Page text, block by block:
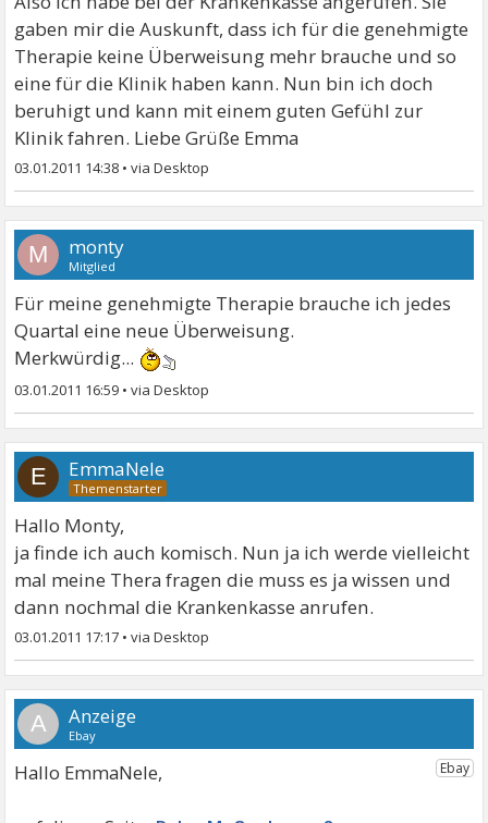
gaben mir die Auskunft, dass ich für die genehmigte
Therapie keine Überweisung mehr brauche und so
eine für die Klinik haben kann. Nun bin ich doch
beruhigt und kann mit einem guten Gefühl zur
Klinik fahren. Liebe Grüße Emma
03.01.2011 14:38 •
M monty
Mitglied
Für meine genehmigte Therapie brauche ich jedes
Quartal eine neue Überweisung.
Merkwürdig...
03.01.2011 16:59 •
E EmmaNele
Hallo Monty,
ja finde ich auch komisch. Nun ja ich werde vielleicht
mal meine Thera fragen die muss es ja wissen und
dann nochmal die Krankenkasse anrufen.
03.01.2011 17:17 •
A
Hallo EmmaNele,